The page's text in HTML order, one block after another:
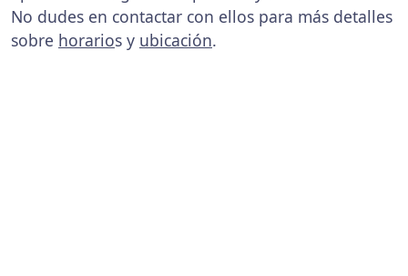
No dudes en contactar con ellos para más detalles
sobre horarios y ubicación.